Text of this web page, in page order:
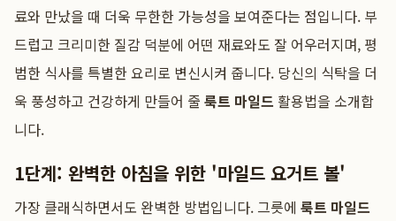
료와 만났을 때 더욱 무한한 가능성을 보여준다는 점입니다. 부
드럽고 크리미한 질감 덕분에 어떤 재료와도 잘 어우러지며, 평
범한 식사를 특별한 요리로 변신시켜 줍니다. 당신의 식탁을 더
욱 풍성하고 건강하게 만들어 줄 룩트 마일드 활용법을 소개합
니다.
1단계: 완벽한 아침을 위한 '마일드 요거트 볼'
가장 클래식하면서도 완벽한 방법입니다. 그릇에 룩트 마일드